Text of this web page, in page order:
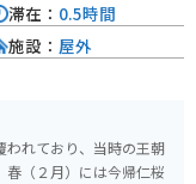
れており、当時の王朝
（２月）には今帰仁桜
滞在： 0.5時間
施設： 屋外